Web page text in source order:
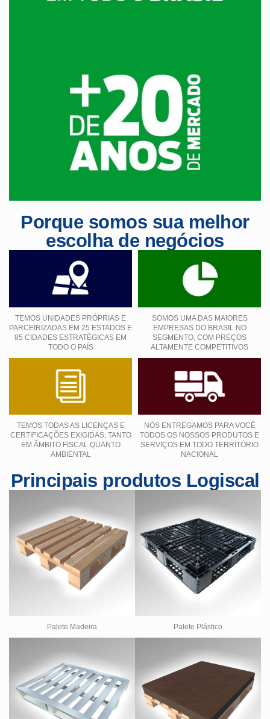
Porque somos sua melhor
escolha de negócios
TEMOS UNIDADES PRÓPRIAS E
PARCEIRIZADAS EM 25 ESTADOS E
85 CIDADES ESTRATÉGICAS EM
TODO O PAÍS
SOMOS UMA DAS MAIORES
EMPRESAS DO BRASIL NO
SEGMENTO, COM PREÇOS
ALTAMENTE COMPETITIVOS
TEMOS TODAS AS LICENÇAS E
CERTIFICAÇÕES EXIGIDAS, TANTO
EM ÂMBITO FISCAL QUANTO
AMBIENTAL
NÓS ENTREGAMOS PARA VOCÊ
TODOS OS NOSSOS PRODUTOS E
SERVIÇOS EM TODO TERRITÓRIO
NACIONAL
Principais produtos Logiscal
Palete Madeira Palete Plástico